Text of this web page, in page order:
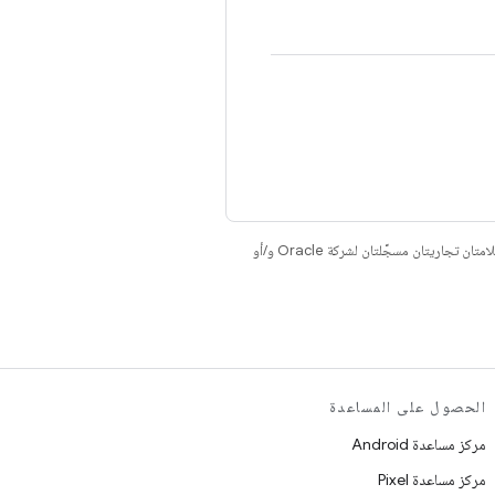
. إنّ Java وOpenJDK هما علامتان تجاريتان مسجَّلتان لشركة Oracle و/أو
الحصول على المساعدة
مركز مساعدة Android
مركز مساعدة Pixel